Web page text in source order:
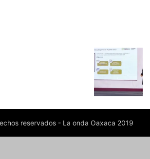
reservados - La onda Oaxaca 2019